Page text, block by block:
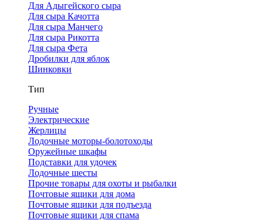
Для Адыгейского сыра
Для сыра Качотта
Для сыра Манчего
Для сыра Рикотта
Для сыра Фета
Дробилки для яблок
Шинковки
Тип
Ручные
Электрические
Жерлицы
Лодочные моторы-болотоходы
Оружейные шкафы
Подставки для удочек
Лодочные шесты
Прочие товары для охоты и рыбалки
Почтовые ящики для дома
Почтовые ящики для подъезда
Почтовые ящики для спама